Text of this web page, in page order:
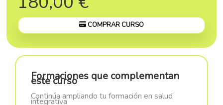
COMPRAR CURSO
Formaciones que complementan
este curso
Continúa ampliando tu formación en salud
integrativa